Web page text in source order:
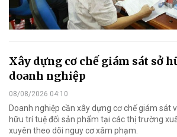
Xây dựng cơ chế giám sát sở
doanh nghiệp
08/08/2026 04:10
Doanh nghiệp cần xây dựng cơ chế giám sát
hữu trí tuệ đối sản phẩm tại các thị trường
xuyên theo dõi nguy cơ xâm phạm.